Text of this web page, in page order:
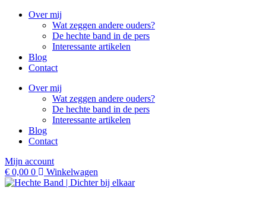
Over mij
Wat zeggen andere ouders?
De hechte band in de pers
Interessante artikelen
Blog
Contact
Over mij
Wat zeggen andere ouders?
De hechte band in de pers
Interessante artikelen
Blog
Contact
Mijn account
€ 0,00 0 Winkelwagen